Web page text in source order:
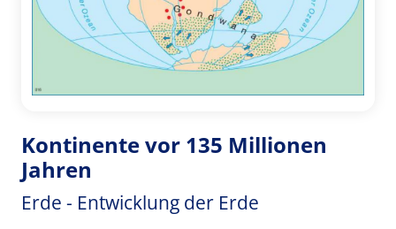
Kontinente vor 135 Millionen
Jahren
Erde - Entwicklung der Erde